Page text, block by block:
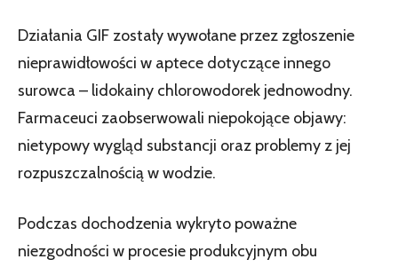
Działania GIF zostały wywołane przez zgłoszenie
nieprawidłowości w aptece dotyczące innego
surowca – lidokainy chlorowodorek jednowodny.
Farmaceuci zaobserwowali niepokojące objawy:
nietypowy wygląd substancji oraz problemy z jej
rozpuszczalnością w wodzie.
Podczas dochodzenia wykryto poważne
niezgodności w procesie produkcyjnym obu